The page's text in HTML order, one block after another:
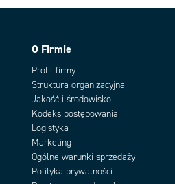
O Firmie
Profil firmy
Struktura organizacyjna
Jakość i środowisko
Kodeks postępowania
Logistyka
Marketing
Ogólne warunki sprzedaży
Polityka prywatności